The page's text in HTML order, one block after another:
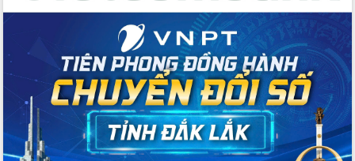
Đánh giá, rút kinh nghiệm công tác tổ
chức diễn tập trước ngày bầu cử
Chương trình “Gặp gỡ hữu nghị –
Friendship Meeting New Year 2026”
Bầu cử Quốc hội và HĐND: Cử tri Đắk
Lắk gửi gắm niềm tin, kỳ vọng vào lá
phiếu
Đắk Lắk sẵn sàng các điều kiện cho
Ngày hội bầu cử đại biểu Quốc hội